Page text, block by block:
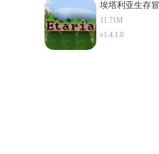
埃塔利亚生存冒
险
11.71M
v1.4.1.0